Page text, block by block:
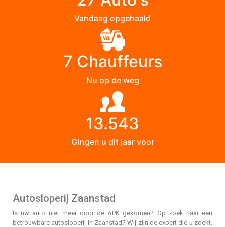
Vandaag opgehaald
7 Chauffeurs
Nu op de weg
13.543
Gingen u dit jaar voor
Autosloperij Zaanstad
Is uw auto niet meer door de APK gekomen? Op zoek naar een
betrouwbare autosloperij in Zaanstad? Wij zijn de expert die u zoekt.